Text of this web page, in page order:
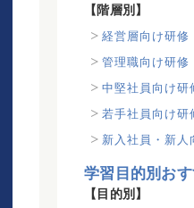
【階層別】
経営層向け研修
管理職向け研修
中堅社員向け研
若手社員向け研
新入社員・新人
学習目的別お
【目的別】